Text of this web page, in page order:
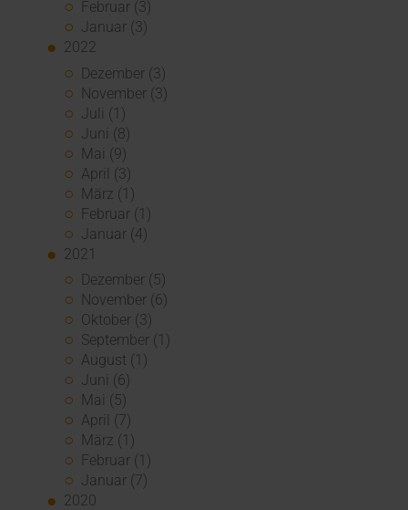
Februar (3)
Januar (3)
2022
Dezember (3)
November (3)
Juli (1)
Juni (8)
Mai (9)
April (3)
März (1)
Februar (1)
Januar (4)
2021
Dezember (5)
November (6)
Oktober (3)
September (1)
August (1)
Juni (6)
Mai (5)
April (7)
März (1)
Februar (1)
Januar (7)
2020